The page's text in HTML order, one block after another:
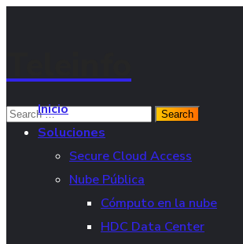
Inicio
Soluciones
Secure Cloud Access
Nube Pública
Cómputo en la nube
HDC Data Center